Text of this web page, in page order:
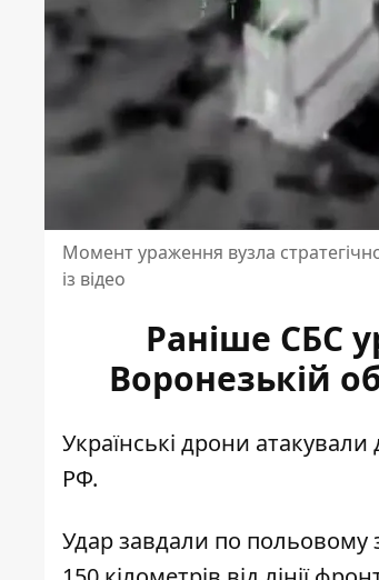
Момент ураження вузла
із відео
Раніше СБС
Воронезькій
Українські дрони атакували
РФ.
Удар завдали по польовому